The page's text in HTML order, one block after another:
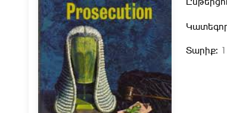
Տարիք: